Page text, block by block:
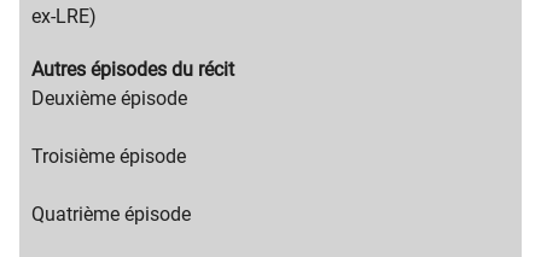
title
content
ex-LRE)
Migration
content
Autres épisodes du récit
Migration
text
Deuxième épisode
Troisième épisode
Quatrième épisode